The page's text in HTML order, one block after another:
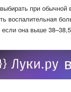
при обычной
воспалительная
она выше